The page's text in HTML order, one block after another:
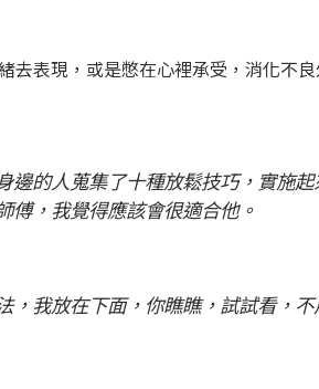
去表現，或是憋在心裡承受，消化不
邊的人蒐集了十種放鬆技巧，實施
傅，我覺得應該會很適合他。
，我放在下面，你瞧瞧，試試看，